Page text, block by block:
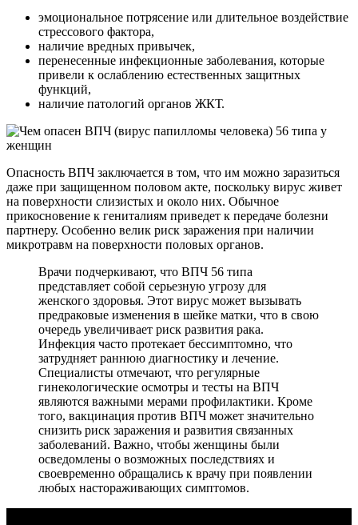
эмоциональное потрясение или длительное воздействие
стрессового фактора,
наличие вредных привычек,
перенесенные инфекционные заболевания, которые
привели к ослаблению естественных защитных
функций,
наличие патологий органов ЖКТ.
Опасность ВПЧ заключается в том, что им можно заразиться
даже при защищенном половом акте, поскольку вирус живет
на поверхности слизистых и около них. Обычное
прикосновение к гениталиям приведет к передаче болезни
партнеру. Особенно велик риск заражения при наличии
микротравм на поверхности половых органов.
Врачи подчеркивают, что ВПЧ 56 типа
представляет собой серьезную угрозу для
женского здоровья. Этот вирус может вызывать
предраковые изменения в шейке матки, что в свою
очередь увеличивает риск развития рака.
Инфекция часто протекает бессимптомно, что
затрудняет раннюю диагностику и лечение.
Специалисты отмечают, что регулярные
гинекологические осмотры и тесты на ВПЧ
являются важными мерами профилактики. Кроме
того, вакцинация против ВПЧ может значительно
снизить риск заражения и развития связанных
заболеваний. Важно, чтобы женщины были
осведомлены о возможных последствиях и
своевременно обращались к врачу при появлении
любых настораживающих симптомов.